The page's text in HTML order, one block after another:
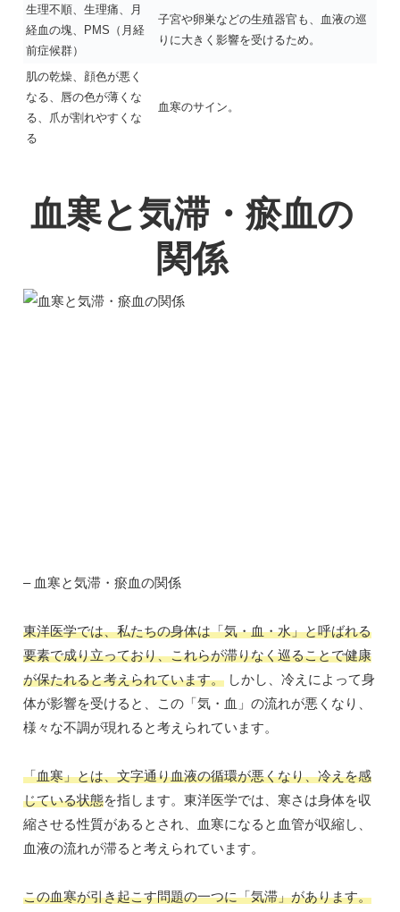
生理不順、生理痛、月
経血の塊、PMS（月経
前症候群）
子宮や卵巣などの生殖器官も、血液の巡
りに大きく影響を受けるため。
肌の乾燥、顔色が悪く
なる、唇の色が薄くな
る、爪が割れやすくな
る
血寒のサイン。
血寒と気滞・瘀血の
関係
– 血寒と気滞・瘀血の関係
東洋医学では、私たちの身体は「気・血・水」と呼ばれる
要素で成り立っており、これらが滞りなく巡ることで健康
が保たれると考えられています。 しかし、冷えによって身
体が影響を受けると、この「気・血」の流れが悪くなり、
様々な不調が現れると考えられています。
「血寒」とは、文字通り血液の循環が悪くなり、冷えを感
じている状態を指します。東洋医学では、寒さは身体を収
縮させる性質があるとされ、血寒になると血管が収縮し、
血液の流れが滞ると考えられています。
この血寒が引き起こす問題の一つに「気滞」があります。